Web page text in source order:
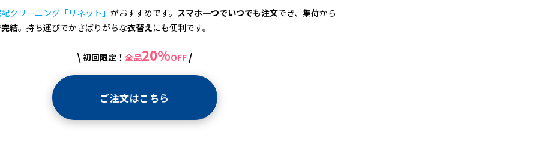
クリーニング「リネット」 がおすすめです。 スマホ一つでいつでも注文でき、集荷から
結。持ち運びでかさばりがちな衣替えにも便利です。
\ 初回限定！ 全品20%OFF /
ご注文はこちら